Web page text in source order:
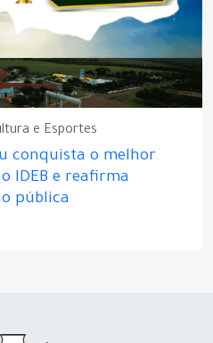
e Esportes
conquista o melhor
IDEB e reafirma
pública